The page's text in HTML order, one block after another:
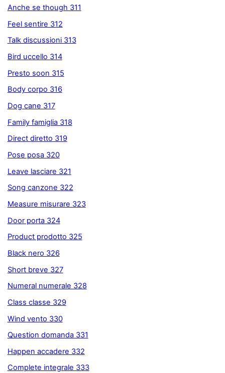
Anche se though 311
Feel sentire 312
Talk discussioni 313
Bird uccello 314
Presto soon 315
Body corpo 316
Dog cane 317
Family famiglia 318
Direct diretto 319
Pose posa 320
Leave lasciare 321
Song canzone 322
Measure misurare 323
Door porta 324
Product prodotto 325
Black nero 326
Short breve 327
Numeral numerale 328
Class classe 329
Wind vento 330
Question domanda 331
Happen accadere 332
Complete integrale 333